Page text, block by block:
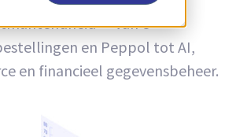
— van e-
en Peppol tot AI,
en financieel gegevensbeheer.